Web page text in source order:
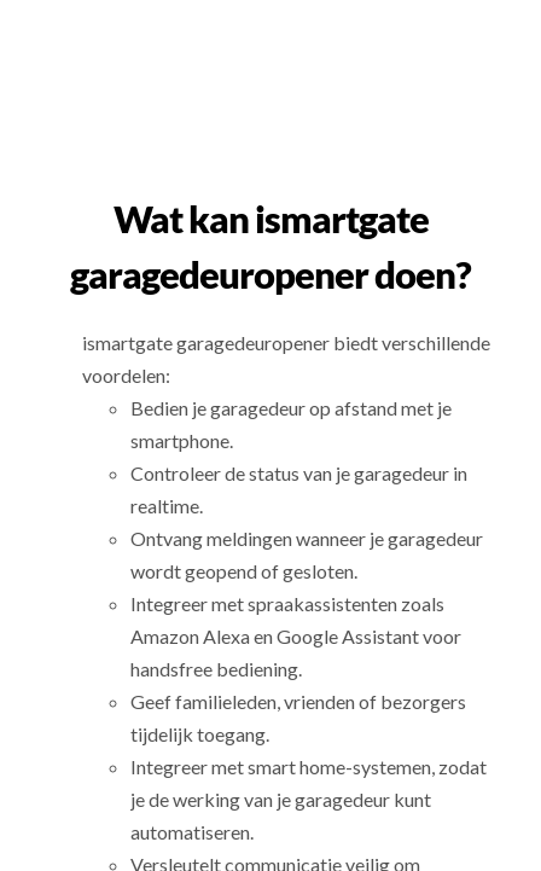
Wat kan ismartgate
garagedeuropener doen?
ismartgate garagedeuropener biedt verschillende
voordelen:
Bedien je garagedeur op afstand met je
smartphone.
Controleer de status van je garagedeur in
realtime.
Ontvang meldingen wanneer je garagedeur
wordt geopend of gesloten.
Integreer met spraakassistenten zoals
Amazon Alexa en Google Assistant voor
handsfree bediening.
Geef familieleden, vrienden of bezorgers
tijdelijk toegang.
Integreer met smart home-systemen, zodat
je de werking van je garagedeur kunt
automatiseren.
Versleutelt communicatie veilig om